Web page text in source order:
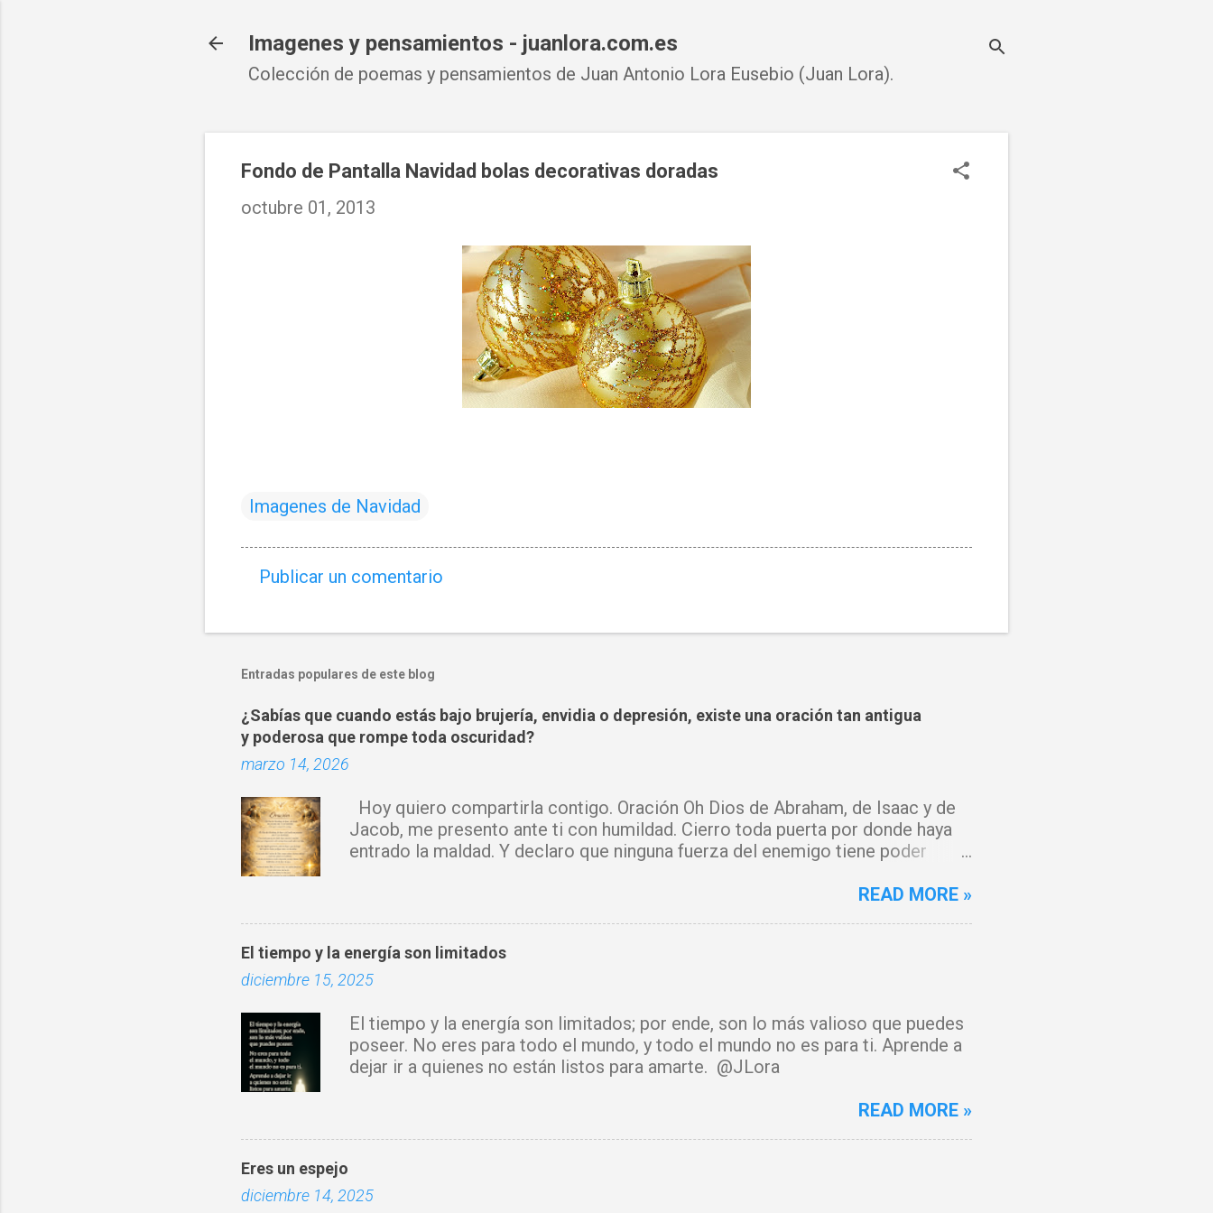
Imagenes y pensamientos - juanlora.com.es
Colección de poemas y pensamientos de Juan Antonio Lora Eusebio (Juan Lora).
Fondo de Pantalla Navidad bolas decorativas doradas
octubre 01, 2013
Imagenes de Navidad
e
t
a
r
i
o
s
Publicar un comentario
Entradas populares de este blog
¿Sabías que cuando estás bajo brujería, envidia o depresión, existe una oración tan antigua
y poderosa que rompe toda oscuridad?
marzo 14, 2026
Hoy quiero compartirla contigo. Oración Oh Dios de Abraham, de Isaac y de
Jacob, me presento ante ti con humildad. Cierro toda puerta por donde haya
entrado la maldad. Y declaro que ninguna fuerza del enemigo tiene poder
Espíritu Santo purifique todo a mi alrededor. Por el poder del Cordero de Dios,
con tu luz y tu paz. Declaro mi mente libre, mi cuerpo sano y mi espíritu
fortalecido. Donde había temor, hoy hay fe. Donde había llanto, hoy hay gozo. Y
prosperará. Hoy se cierra todo ciclo de oscuridad y comienza un tiempo
nuevo de luz y bendición. Mi vida y mi hogar están cubiertos por la sangre de
Jesucristo. Amén.
READ MORE »
El tiempo y la energía son limitados
diciembre 15, 2025
El tiempo y la energía son limitados; por ende, son lo más valioso que puedes
poseer. No eres para todo el mundo, y todo el mundo no es para ti. Aprende a
dejar ir a quienes no están listos para amarte. @JLora
READ MORE »
Eres un espejo
diciembre 14, 2025